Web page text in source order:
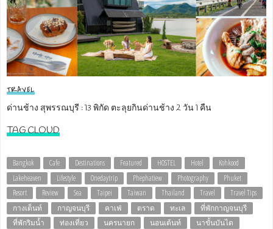
TRAVEL
ด่านช้าง สุพรรณบุรี : 13 พิกัด ตะลุยกินด่านช้าง 2 วัน 1 คืน
TAG CLOUD
Bangkok Cafe Destinations Featured HOSTEL Hotel
Kohkood
Lakeheaven
Lifestyle Onedaytrip Phephatiew Photography
Phuket
Resort
Review Sea Taipei Taiwan Thailand Travel
Travel Tips
กางเต็นท์
กาญจนบุรี คาเฟ่ ตราด ทะเล
ที่พักกาญจนบุรี
ที่พักริมน้ำ
ท่องเที่ยว นครนายก นอนเต้นท์
นาขั้นบันได